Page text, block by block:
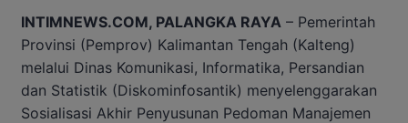
INTIMNEWS.COM, PALANGKA RAYA – Pemerintah
Provinsi (Pemprov) Kalimantan Tengah (Kalteng)
melalui Dinas Komunikasi, Informatika, Persandian
dan Statistik (Diskominfosantik) menyelenggarakan
Sosialisasi Akhir Penyusunan Pedoman Manajemen